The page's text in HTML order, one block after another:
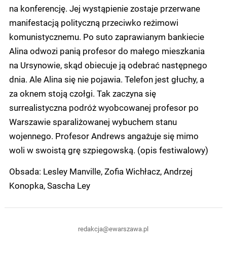
na konferencję. Jej wystąpienie zostaje przerwane
manifestacją polityczną przeciwko reżimowi
komunistycznemu. Po suto zaprawianym bankiecie
Alina odwozi panią profesor do małego mieszkania
na Ursynowie, skąd obiecuje ją odebrać następnego
dnia. Ale Alina się nie pojawia. Telefon jest głuchy, a
za oknem stoją czołgi. Tak zaczyna się
surrealistyczna podróż wyobcowanej profesor po
Warszawie sparaliżowanej wybuchem stanu
wojennego. Profesor Andrews angażuje się mimo
woli w swoistą grę szpiegowską. (opis festiwalowy)
Obsada: Lesley Manville, Zofia Wichłacz, Andrzej
Konopka, Sascha Ley
redakcja@ewarszawa.pl